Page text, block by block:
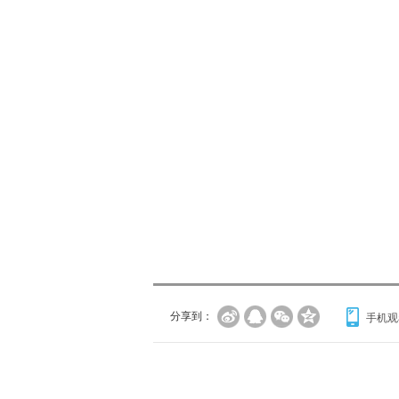
分享到： 手机